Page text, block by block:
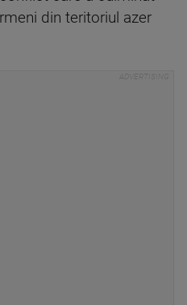
din teritoriul azer